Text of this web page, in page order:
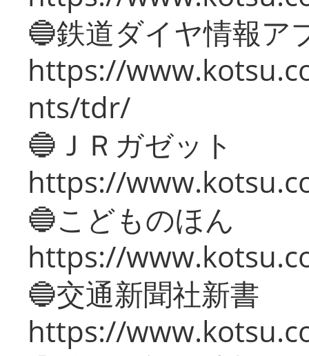
🔵鉄道ダイヤ情報ア
https://
nts/tdr/
🔵ＪＲガゼット
https://
🔵こどものほん
https://
🔵交通新聞社新書
https://